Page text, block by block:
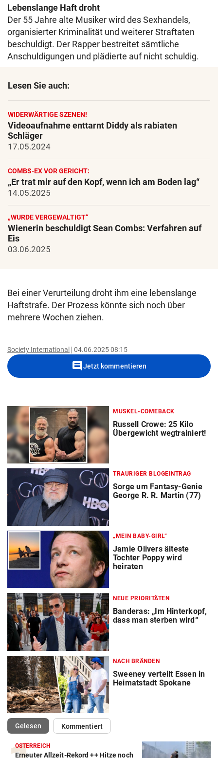
Lebenslange Haft droht
Der 55 Jahre alte Musiker wird des Sexhandels,
organisierter Kriminalität und weiterer Straftaten
beschuldigt. Der Rapper bestreitet sämtliche
Anschuldigungen und plädierte auf nicht schuldig.
Lesen Sie auch:
WIDERWÄRTIGE SZENEN!
Videoaufnahme enttarnt Diddy als rabiaten
Schläger
17.05.2024
COMBS-EX VOR GERICHT:
„Er trat mir auf den Kopf, wenn ich am Boden lag“
14.05.2025
„WURDE VERGEWALTIGT“
Wienerin beschuldigt Sean Combs: Verfahren auf
Eis
03.06.2025
Bei einer Verurteilung droht ihm eine lebenslange
Haftstrafe. Der Prozess könnte sich noch über
mehrere Wochen ziehen.
Society International 04.06.2025 08:15
commentJetzt kommentieren
MUSKEL-COMEBACK
Russell Crowe: 25 Kilo
Übergewicht wegtrainiert!
TRAURIGER BLOGEINTRAG
Sorge um Fantasy-Genie
George R. R. Martin (77)
„MEIN BABY-GIRL“
Jamie Olivers älteste
Tochter Poppy wird
heiraten
NEUE PRIORITÄTEN
Banderas: „Im Hinterkopf,
dass man sterben wird“
NACH BRÄNDEN
Sweeney verteilt Essen in
Heimatstadt Spokane
Gelesen(ausgewählt)Kommentiert
ÖSTERREICH
Erneuter Allzeit-Rekord ++ Hitze noch